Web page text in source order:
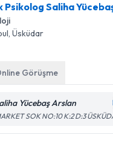
Psikolog Saliha
, Üsküdar
Görüşme
Yücebaş Arslan
SOK NO:10 K:2 D:3